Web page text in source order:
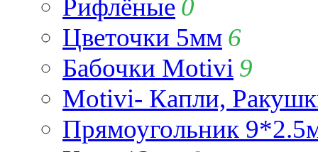
Рифлёные 0
Цветочки 5мм 6
Бабочки Motivi 9
Motivi- Капли,
Прямоугольник